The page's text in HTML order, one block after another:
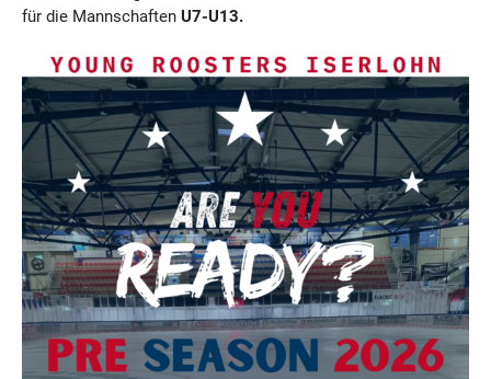
für die Mannschaften U7-U13.